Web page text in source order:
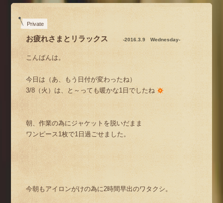
Private
お疲れさまとリラックス -2016.3.9 Wednesday-
こんばんは。
今日は（あ、もう日付が変わったね）
3/8（火）は、と～っても暖かな1日でしたね
朝、作業の為にジャケットを脱いだまま
ワンピース1枚で1日過ごせました。
今朝もアイロンがけの為に2時間早出のワタクシ。